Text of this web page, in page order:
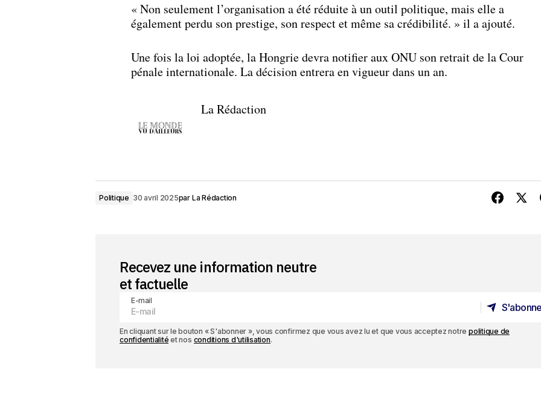
« Non seulement l’organisation a été réduite à un outil politique, mais elle a
également perdu son prestige, son respect et même sa crédibilité. » il a ajouté.
Une fois la loi adoptée, la Hongrie devra notifier aux ONU son retrait de la Cour
pénale internationale. La décision entrera en vigueur dans un an.
La Rédaction
Politique 30 avril 2025par La Rédaction
Recevez une information neutre
et factuelle
E-mail
En cliquant sur le bouton « S'abonner », vous confirmez que vous avez lu et que vous acceptez notrepolitique de
confidentialité et nos conditions d'utilisation.